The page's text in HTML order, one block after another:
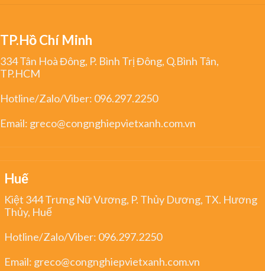
TP.Hồ Chí Minh
334 Tân Hoà Đông, P. Bình Trị Đông, Q.Bình Tân,
TP.HCM
Hotline/Zalo/Viber: 096.297.2250
Email: greco@congnghiepvietxanh.com.vn
Huế
Kiệt 344 Trưng Nữ Vương, P. Thủy Dương, TX. Hương
Thủy, Huế
Hotline/Zalo/Viber: 096.297.2250
Email: greco@congnghiepvietxanh.com.vn